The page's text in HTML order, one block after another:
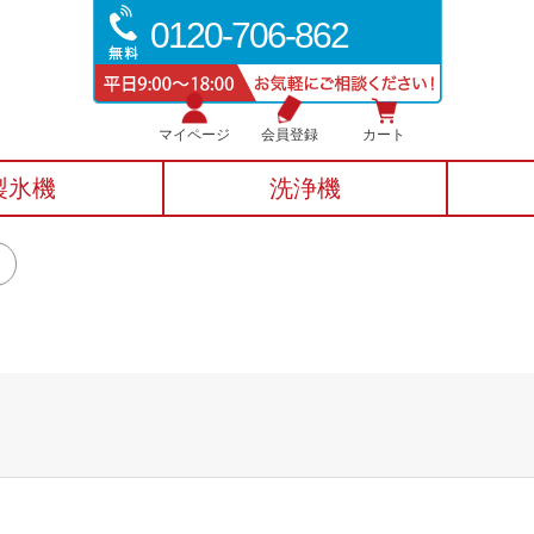
0120-706-862
マイページ 会員登録 カート
氷機 洗浄機